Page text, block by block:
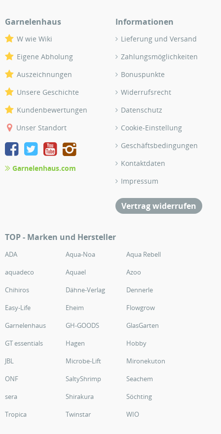
Garnelenhaus
W wie Wiki
Eigene Abholung
Auszeichnungen
Unsere Geschichte
Kundenbewertungen
Unser Standort
Garnelenhaus.com
Informationen
Lieferung und Versand
Zahlungsmöglichkeiten
Bonuspunkte
Widerrufsrecht
Datenschutz
Cookie-Einstellung
Geschäftsbedingungen
Kontaktdaten
Impressum
Vertrag widerrufen
TOP - Marken und Hersteller
ADA Aqua-Noa
Aqua Rebell
aquadeco
Aquael
Azoo
Chihiros
Dähne-Verlag
Dennerle
Easy-Life
Eheim
Flowgrow
Garnelenhaus
GH-GOODS
GlasGarten
GT essentials
Hagen
Hobby
JBL
Microbe-Lift
Mironekuton
ONF
SaltyShrimp
Seachem
sera
Shirakura
Söchting
Tropica
Twinstar WIO